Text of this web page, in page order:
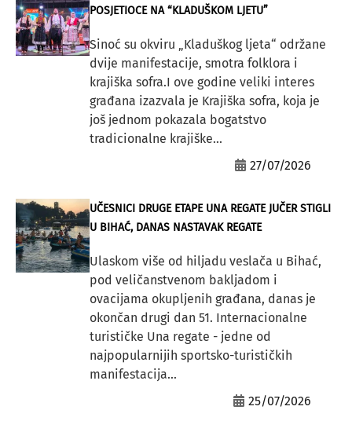
POSJETIOCE NA “KLADUŠKOM LJETU”
Sinoć su okviru „Kladuškog ljeta“ održane
dvije manifestacije, smotra folklora i
krajiška sofra.I ove godine veliki interes
građana izazvala je Krajiška sofra, koja je
još jednom pokazala bogatstvo
tradicionalne krajiške...
27/07/2026
UČESNICI DRUGE ETAPE UNA REGATE JUČER STIGLI
U BIHAĆ, DANAS NASTAVAK REGATE
Ulaskom više od hiljadu veslača u Bihać,
pod veličanstvenom bakljadom i
ovacijama okupljenih građana, danas je
okončan drugi dan 51. Internacionalne
turističke Una regate - jedne od
najpopularnijih sportsko-turističkih
manifestacija...
25/07/2026